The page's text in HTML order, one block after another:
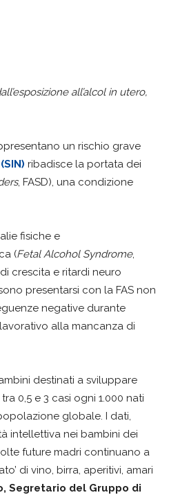
all’alcol in utero,
un rischio grave
ribadisce la portata dei
, FASD), una condizione
fisiche e
(Fetal Alcohol Syndrome,
crescita e ritardi neuro
presentarsi con la FAS non
negative durante
alla mancanza di
destinati a sviluppare
0,5 e 3 casi ogni 1.000 nati
globale. I dati,
intellettiva nei bambini dei
future madri continuano a
di vino, birra, aperitivi, amari
Segretario del Gruppo di